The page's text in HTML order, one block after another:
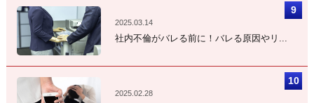
2025.03.14
社内不倫がバレる前に！バレる原因やリ...
2025.02.28